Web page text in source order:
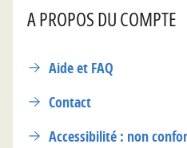
A PROPOS DU COMPTE
Aide et FAQ
Contact
Accessibilité : non